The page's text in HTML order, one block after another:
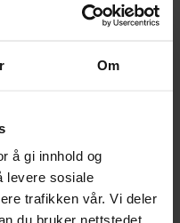
Om
å gi innhold og
levere sosiale
trafikken vår. Vi deler
du bruker nettstedet